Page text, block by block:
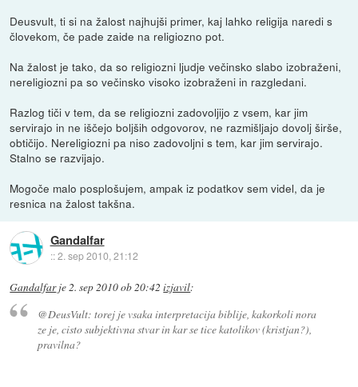
Deusvult, ti si na žalost najhujši primer, kaj lahko religija naredi s
človekom, če pade zaide na religiozno pot.
Na žalost je tako, da so religiozni ljudje večinsko slabo izobraženi,
nereligiozni pa so večinsko visoko izobraženi in razgledani.
Razlog tiči v tem, da se religiozni zadovoljijo z vsem, kar jim
servirajo in ne iščejo boljših odgovorov, ne razmišljajo dovolj širše,
obtičijo. Nereligiozni pa niso zadovoljni s tem, kar jim servirajo.
Stalno se razvijajo.
Mogoče malo posplošujem, ampak iz podatkov sem videl, da je
resnica na žalost takšna.
Gandalfar
::2. sep 2010, 21:12
Gandalfarje2. sep 2010 ob 20:42 izjavil:
@DeusVult: torej je vsaka interpretacija biblije, kakorkoli nora
ze je, cisto subjektivna stvar in kar se tice katolikov (kristjan?),
pravilna?